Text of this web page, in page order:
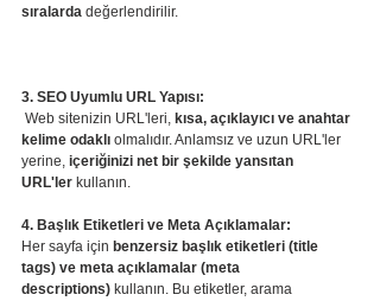
sıralarda değerlendirilir.
3. SEO Uyumlu URL Yapısı:
Web sitenizin URL'leri, kısa, açıklayıcı ve anahtar
kelime odaklı olmalıdır. Anlamsız ve uzun URL'ler
yerine, içeriğinizi net bir şekilde yansıtan
URL'ler kullanın.
4. Başlık Etiketleri ve Meta Açıklamalar:
Her sayfa için benzersiz başlık etiketleri (title
tags) ve meta açıklamalar (meta
descriptions) kullanın. Bu etiketler, arama